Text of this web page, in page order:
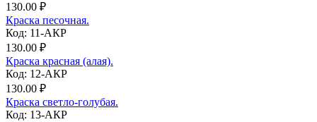
130.00 ₽
Краска песочная.
Код: 11-АКР
130.00 ₽
Краска красная (алая).
Код: 12-АКР
130.00 ₽
Краска светло-голубая.
Код: 13-АКР